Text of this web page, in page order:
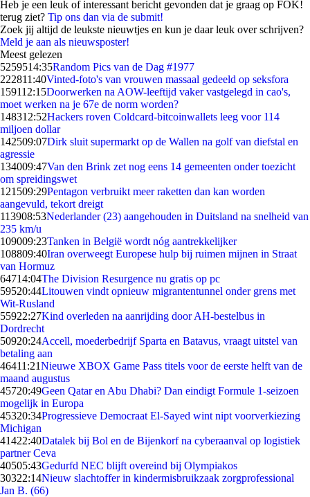
Heb je een leuk of interessant bericht gevonden dat je graag op FOK!
terug ziet? Tip ons dan via de submit!
Zoek jij altijd de leukste nieuwtjes en kun je daar leuk over schrijven?
Meld je aan als nieuwsposter!
Meest gelezen
5259514:35Random Pics van de Dag #1977
222811:40Vinted-foto's van vrouwen massaal gedeeld op seksfora
159112:15Doorwerken na AOW-leeftijd vaker vastgelegd in cao's,
moet werken na je 67e de norm worden?
148312:52Hackers roven Coldcard-bitcoinwallets leeg voor 114
miljoen dollar
142509:07Dirk sluit supermarkt op de Wallen na golf van diefstal en
agressie
134009:47Van den Brink zet nog eens 14 gemeenten onder toezicht
om spreidingswet
121509:29Pentagon verbruikt meer raketten dan kan worden
aangevuld, tekort dreigt
113908:53Nederlander (23) aangehouden in Duitsland na snelheid van
235 km/u
109009:23Tanken in België wordt nóg aantrekkelijker
108809:40Iran overweegt Europese hulp bij ruimen mijnen in Straat
van Hormuz
64714:04The Division Resurgence nu gratis op pc
59520:44Litouwen vindt opnieuw migrantentunnel onder grens met
Wit-Rusland
55922:27Kind overleden na aanrijding door AH-bestelbus in
Dordrecht
50920:24Accell, moederbedrijf Sparta en Batavus, vraagt uitstel van
betaling aan
46411:21Nieuwe XBOX Game Pass titels voor de eerste helft van de
maand augustus
45720:49Geen Qatar en Abu Dhabi? Dan eindigt Formule 1-seizoen
mogelijk in Europa
45320:34Progressieve Democraat El-Sayed wint nipt voorverkiezing
Michigan
41422:40Datalek bij Bol en de Bijenkorf na cyberaanval op logistiek
partner Ceva
40505:43Gedurfd NEC blijft overeind bij Olympiakos
30322:14Nieuw slachtoffer in kindermisbruikzaak zorgprofessional
Jan B. (66)